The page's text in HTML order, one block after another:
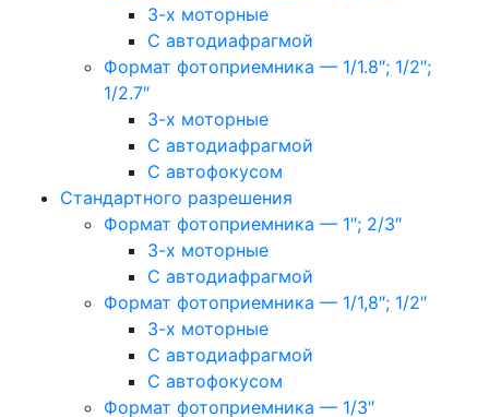
3-х моторные
С автодиафрагмой
Формат фотоприемника — 1/1.8″; 1/2″;
1/2.7″
3-х моторные
С автодиафрагмой
С автофокусом
Стандартного разрешения
Формат фотоприемника — 1″; 2/3″
3-х моторные
С автодиафрагмой
Формат фотоприемника — 1/1,8″; 1/2″
3-х моторные
С автодиафрагмой
С автофокусом
Формат фотоприемника — 1/3″